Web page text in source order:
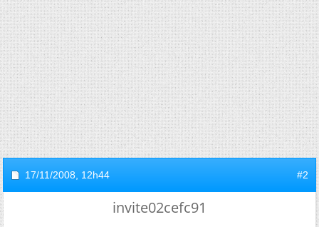
17/11/2008, 12h44 #2
invite02cefc91